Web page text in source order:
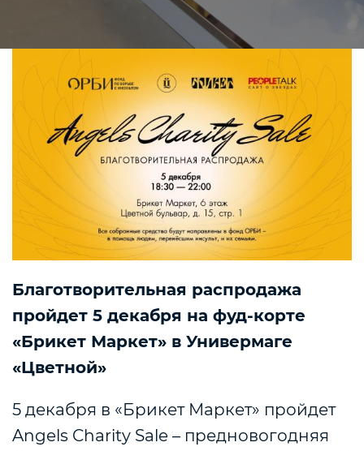
Благотворительная распродажа
пройдет 5 декабря на фуд-корте
«Брикет Маркет» в Универмаге
«Цветной»
5 декабря в «Брикет Маркет» пройдет
Angels Charity Sale – предновогодняя